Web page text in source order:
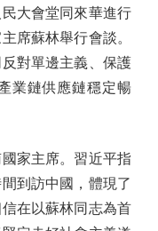
大會堂同來華進行
席蘇林舉行會談。
對單邊主義、保護
業鏈供應鏈穩定暢
家主席。習近平指
到訪中國，體現了
在以蘇林同志為首